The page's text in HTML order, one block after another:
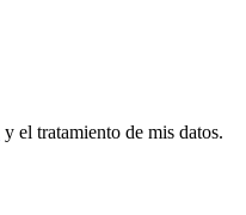
y el tratamiento de mis datos.